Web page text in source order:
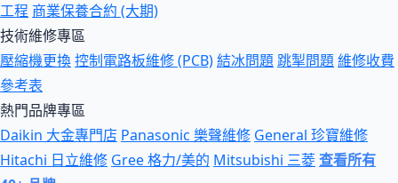
工程 商業保養合約 (大期)
技術維修專區
壓縮機更換控制電路板維修 (PCB)結冰問題跳掣問題維修收費
參考表
熱門品牌專區
Daikin 大金專門店 Panasonic 樂聲維修 General 珍寶維修
Hitachi 日立維修 Gree 格力/美的 Mitsubishi 三菱查看所有